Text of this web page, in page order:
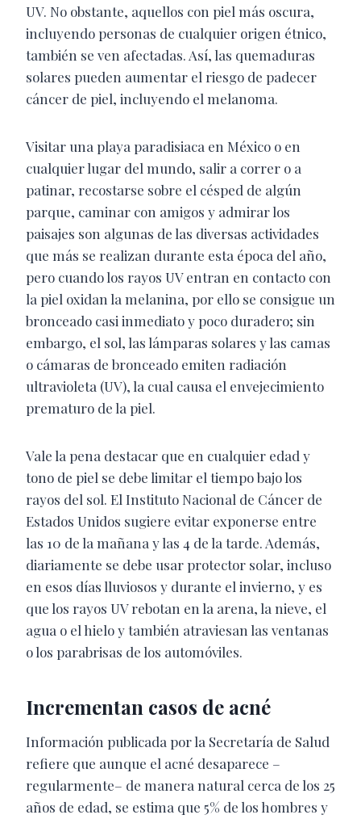
UV. No obstante, aquellos con piel más oscura,
incluyendo personas de cualquier origen étnico,
también se ven afectadas. Así, las quemaduras
solares pueden aumentar el riesgo de padecer
cáncer de piel, incluyendo el melanoma.
Visitar una playa paradisiaca en México o en
cualquier lugar del mundo, salir a correr o a
patinar, recostarse sobre el césped de algún
parque, caminar con amigos y admirar los
paisajes son algunas de las diversas actividades
que más se realizan durante esta época del año,
pero cuando los rayos UV entran en contacto con
la piel oxidan la melanina, por ello se consigue un
bronceado casi inmediato y poco duradero; sin
embargo, el sol, las lámparas solares y las camas
o cámaras de bronceado emiten radiación
ultravioleta (UV), la cual causa el envejecimiento
prematuro de la piel.
Vale la pena destacar que en cualquier edad y
tono de piel se debe limitar el tiempo bajo los
rayos del sol. El Instituto Nacional de Cáncer de
Estados Unidos sugiere evitar exponerse entre
las 10 de la mañana y las 4 de la tarde. Además,
diariamente se debe usar protector solar, incluso
en esos días lluviosos y durante el invierno, y es
que los rayos UV rebotan en la arena, la nieve, el
agua o el hielo y también atraviesan las ventanas
o los parabrisas de los automóviles.
Incrementan casos de acné
Información publicada por la Secretaría de Salud
refiere que aunque el acné desaparece –
regularmente– de manera natural cerca de los 25
años de edad, se estima que 5% de los hombres y